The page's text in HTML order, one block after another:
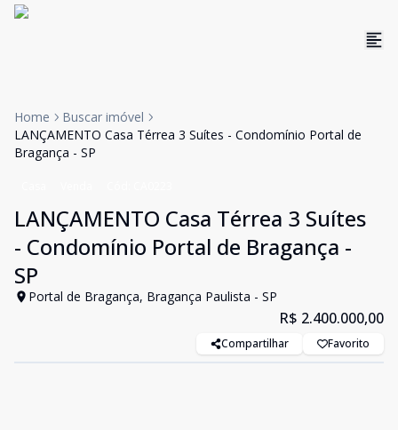
Home
Buscar imóvel
LANÇAMENTO Casa Térrea 3 Suítes - Condomínio Portal de
Bragança - SP
LANÇAMENTO Casa Térrea 3 Suítes
- Condomínio Portal de Bragança -
SP
Portal de Bragança, Bragança Paulista - SP
R$ 2.400.000,00
Compartilhar Favorito